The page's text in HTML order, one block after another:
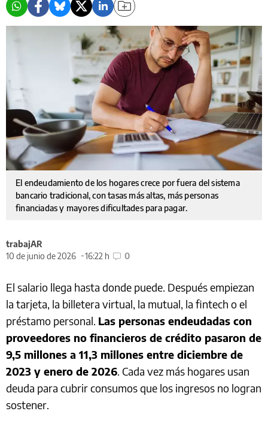
El endeudamiento de los hogares crece por fuera del sistema
bancario tradicional, con tasas más altas, más personas
financiadas y mayores dificultades para pagar.
trabajAR
10 de junio de 2026
16:22 h 0
El salario llega hasta donde puede. Después empiezan
la tarjeta, la billetera virtual, la mutual, la fintech o el
préstamo personal. Las personas endeudadas con
proveedores no financieros de crédito pasaron de
9,5 millones a 11,3 millones entre diciembre de
2023 y enero de 2026. Cada vez más hogares usan
deuda para cubrir consumos que los ingresos no logran
sostener.